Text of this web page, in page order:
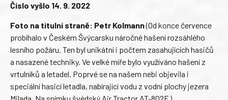
Číslo vyšlo 14. 9. 2022
Foto na titulní straně: Petr Kolmann(Od konce července
probíhalo v Českém Švýcarsku náročné hašení rozsáhlého
lesního požáru. Ten byl unikátní i počtem zasahujících hasičů
a nasazené techniky. Ve velké míře bylo využíváno hašení z
vrtulníků a letadel. Poprvé se na našem nebi objevila i
speciální hasicí letadla, nabírající vodu z vodní plochy jezera